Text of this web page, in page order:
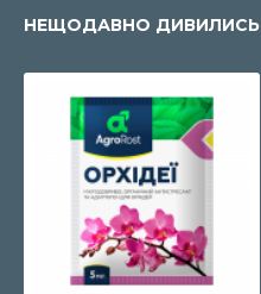
НЕЩОДАВНО ДИВИЛИСЬ